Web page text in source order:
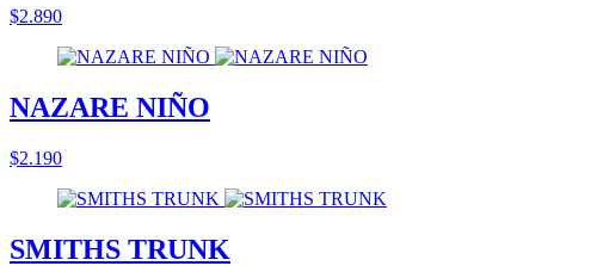
$2.890
NAZARE NIÑO
$2.190
SMITHS TRUNK